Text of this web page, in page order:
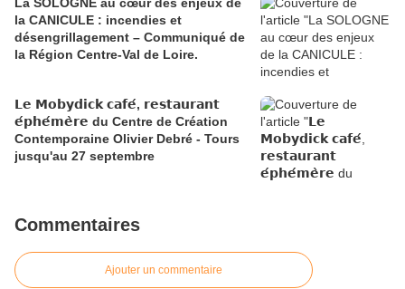
la CANICULE : incendies et
désengrillagement – Communiqué de
la Région Centre-Val de Loire.
𝗟𝗲 𝗠𝗼𝗯𝘆𝗱𝗶𝗰𝗸 𝗰𝗮𝗳𝗲́, 𝗿𝗲𝘀𝘁𝗮𝘂𝗿𝗮𝗻𝘁
𝗲́𝗽𝗵𝗲́𝗺𝗲̀𝗿𝗲 du Centre de Création
Contemporaine Olivier Debré - Tours
jusqu'au 27 septembre
Commentaires
Ajouter un commentaire